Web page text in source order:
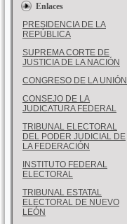
Enlaces
PRESIDENCIA DE LA
REPÚBLICA
SUPREMA CORTE DE
JUSTICIA DE LA NACIÓN
CONGRESO DE LA UNIÓN
CONSEJO DE LA
JUDICATURA FEDERAL
TRIBUNAL ELECTORAL
DEL PODER JUDICIAL DE
LA FEDERACIÓN
INSTITUTO FEDERAL
ELECTORAL
TRIBUNAL ESTATAL
ELECTORAL DE NUEVO
LEÓN